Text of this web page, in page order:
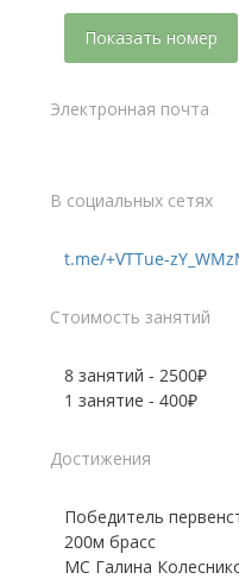
Показать номер
Электронная почта
В социальных сетях
t.me/+VTTue-
Стоимость занятий
8 занятий - 2500₽
1 занятие - 400₽
Достижения
Победитель
200м брасс
МС Галина